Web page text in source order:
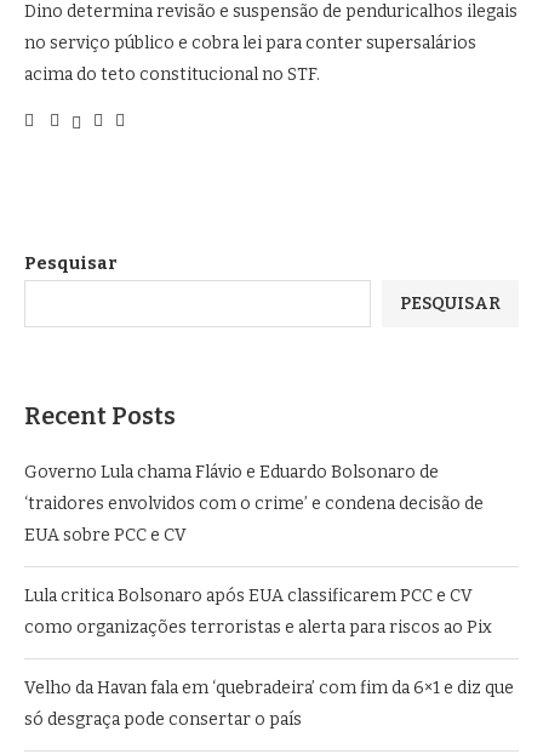
Dino determina revisão e suspensão de penduricalhos ilegais
no serviço público e cobra lei para conter supersalários
acima do teto constitucional no STF.
Pesquisar
PESQUISAR
Recent Posts
Governo Lula chama Flávio e Eduardo Bolsonaro de
‘traidores envolvidos com o crime’ e condena decisão de
EUA sobre PCC e CV
Lula critica Bolsonaro após EUA classificarem PCC e CV
como organizações terroristas e alerta para riscos ao Pix
Velho da Havan fala em ‘quebradeira’ com fim da 6×1 e diz que
só desgraça pode consertar o país